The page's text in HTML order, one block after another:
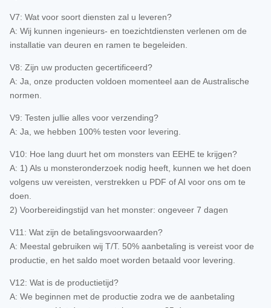
V7: Wat voor soort diensten zal u leveren?
A: Wij kunnen ingenieurs- en toezichtdiensten verlenen om de
installatie van deuren en ramen te begeleiden.
V8: Zijn uw producten gecertificeerd?
A: Ja, onze producten voldoen momenteel aan de Australische
normen.
V9: Testen jullie alles voor verzending?
A: Ja, we hebben 100% testen voor levering.
V10: Hoe lang duurt het om monsters van EEHE te krijgen?
A: 1) Als u monsteronderzoek nodig heeft, kunnen we het doen
volgens uw vereisten, verstrekken u PDF of AI voor ons om te
doen.
2) Voorbereidingstijd van het monster: ongeveer 7 dagen
V11: Wat zijn de betalingsvoorwaarden?
A: Meestal gebruiken wij T/T. 50% aanbetaling is vereist voor de
productie, en het saldo moet worden betaald voor levering.
V12: Wat is de productietijd?
A: We beginnen met de productie zodra we de aanbetaling